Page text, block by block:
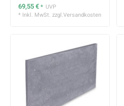
69,55 €* UVP
* Inkl. MwSt. zzgl.Versandkosten